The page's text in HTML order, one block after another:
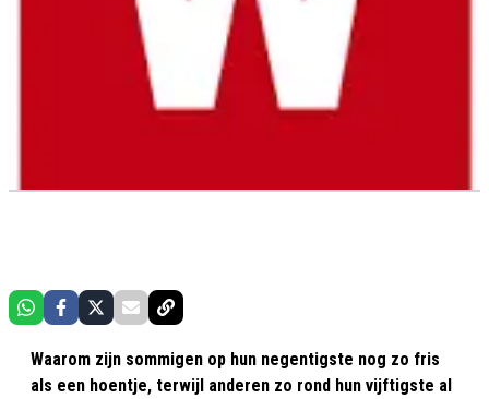
Waarom zijn sommigen op hun negentigste nog zo fris
als een hoentje, terwijl anderen zo rond hun vijftigste al